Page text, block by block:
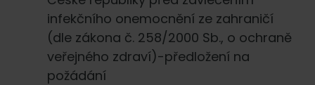
infekčního onemocnění ze zahraničí
(dle zákona č. 258/2000 Sb., o ochraně
veřejného zdraví)-předložení na
požádání